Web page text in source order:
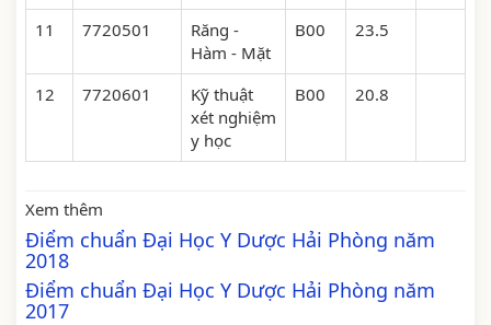
11 7720501
Răng -
Hàm - Mặt
B00 23.5
12 7720601
Kỹ thuật
xét nghiệm
y học
B00 20.8
Xem thêm
Điểm chuẩn Đại Học Y Dược Hải Phòng năm
2018
Điểm chuẩn Đại Học Y Dược Hải Phòng năm
2017